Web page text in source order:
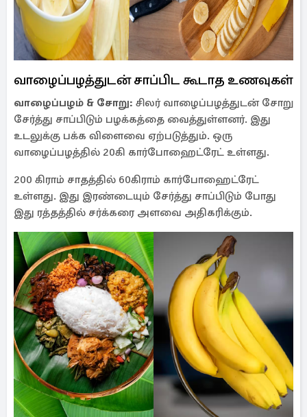
வாழைப்பழத்துடன் சாப்பிட கூடாத உணவுகள்
வாழைப்பழம் & சோறு: சிலர் வாழைப்பழத்துடன் சோறு
சேர்த்து சாப்பிடும் பழக்கத்தை வைத்துள்ளனர். இது
உடலுக்கு பக்க விளைவை ஏற்படுத்தும். ஒரு
வாழைப்பழத்தில் 20கி கார்போஹைட்ரேட் உள்ளது.
200 கிராம் சாதத்தில் 60கிராம் கார்போஹைட்ரேட்
உள்ளது. இது இரண்டையும் சேர்த்து சாப்பிடும் போது
இது ரத்தத்தில் சர்க்கரை அளவை அதிகரிக்கும்.